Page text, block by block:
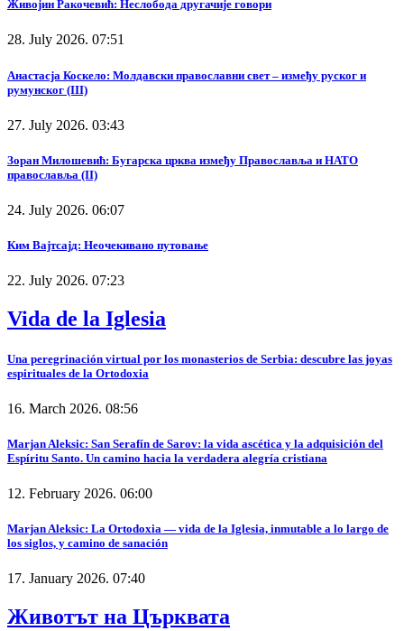
Живојин Ракочевић: Неслобода другачије говори
28. July 2026. 07:51
Анастасја Коскело: Молдавски православни свет – између руског и
румунског (III)
27. July 2026. 03:43
Зоран Милошевић: Бугарска црква између Православља и НАТО
православља (II)
24. July 2026. 06:07
Ким Вајтсајд: Неочекивано путовање
22. July 2026. 07:23
Vida de la Iglesia
Una peregrinación virtual por los monasterios de Serbia: descubre las joyas
espirituales de la Ortodoxia
16. March 2026. 08:56
Marjan Aleksic: San Serafín de Sarov: la vida ascética y la adquisición del
Espíritu Santo. Un camino hacia la verdadera alegría cristiana
12. February 2026. 06:00
Marjan Aleksic: La Ortodoxia — vida de la Iglesia, inmutable a lo largo de
los siglos, y camino de sanación
17. January 2026. 07:40
Животът на Църквата